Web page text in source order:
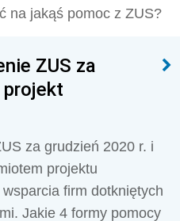
na jakąś pomoc z ZUS?
ZUS za
za grudzień 2020 r. i
projektu
firm dotkniętych
Jakie 4 formy pomocy